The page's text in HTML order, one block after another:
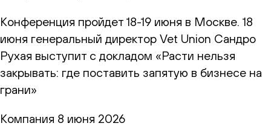
Конференция пройдет 18-19 июня в Москве. 18
июня генеральный директор Vet Union Сандро
Рухая выступит с докладом «Расти нельзя
закрывать: где поставить запятую в бизнесе на
грани»
Компания 8 июня 2026